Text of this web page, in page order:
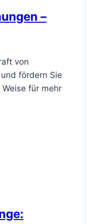
–
von
fördern Sie
für mehr